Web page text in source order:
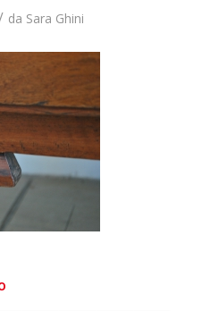
da Sara Ghini